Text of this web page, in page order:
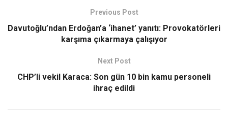
Previous Post
Davutoğlu’ndan Erdoğan’a ‘ihanet’ yanıtı: Provokatörleri
karşıma çıkarmaya çalışıyor
Next Post
CHP’li vekil Karaca: Son gün 10 bin kamu personeli
ihraç edildi